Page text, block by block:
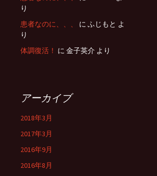
り
患者なのに、、、
に ふじもと よ
り
体調復活！ に 金子英介 より
アーカイブ
2018年3月
2017年3月
2016年9月
2016年8月